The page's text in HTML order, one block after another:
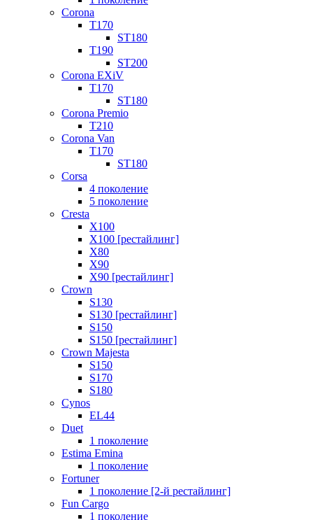
Corona
T170
ST180
T190
ST200
Corona EXiV
T170
ST180
Corona Premio
T210
Corona Van
T170
ST180
Corsa
4 поколение
5 поколение
Cresta
X100
X100 [рестайлинг]
X80
X90
X90 [рестайлинг]
Crown
S130
S130 [рестайлинг]
S150
S150 [рестайлинг]
Crown Majesta
S150
S170
S180
Cynos
EL44
Duet
1 поколение
Estima Emina
1 поколение
Fortuner
1 поколение [2-й рестайлинг]
Fun Cargo
1 поколение